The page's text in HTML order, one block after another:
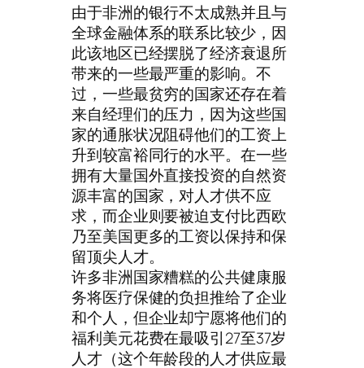
由于非洲的银行不太成熟并且与
全球金融体系的联系比较少，因
此该地区已经摆脱了经济衰退所
带来的一些最严重的影响。不
过，一些最贫穷的国家还存在着
来自经理们的压力，因为这些国
家的通胀状况阻碍他们的工资上
升到较富裕同行的水平。在一些
拥有大量国外直接投资的自然资
源丰富的国家，对人才供不应
求，而企业则要被迫支付比西欧
乃至美国更多的工资以保持和保
留顶尖人才。
许多非洲国家糟糕的公共健康服
务将医疗保健的负担推给了企业
和个人，但企业却宁愿将他们的
福利美元花费在最吸引27至37岁
人才（这个年龄段的人才供应最